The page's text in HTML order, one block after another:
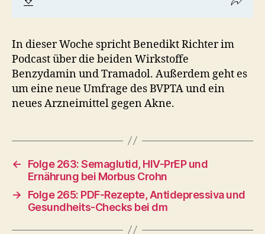
In dieser Woche spricht Benedikt Richter im
Podcast über die beiden Wirkstoffe
Benzydamin und Tramadol. Außerdem geht es
um eine neue Umfrage des BVPTA und ein
neues Arzneimittel gegen Akne.
←
Folge 263: Semaglutid, HIV-PrEP und
Ernährung bei Morbus Crohn
→
Folge 265: PDF-Rezepte, Antidepressiva und
Gesundheits-Checks bei dm